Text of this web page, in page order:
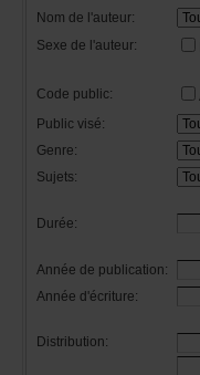
Nomdel'auteur:
Sexedel'auteur:
Codepublic:
Publicvisé:
Genre:
Sujets:
Durée:
Annéedepublication:
Annéed'écriture:
Distribution: